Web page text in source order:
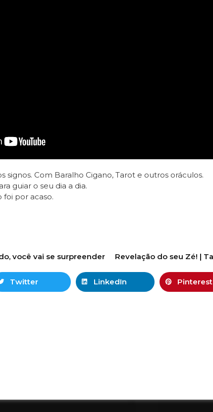
signos. Com Baralho Cigano, Tarot e outros oráculos.
guiar o seu dia a dia.
foi por acaso.
você vai se surpreender
Twitter LinkedIn Pinterest